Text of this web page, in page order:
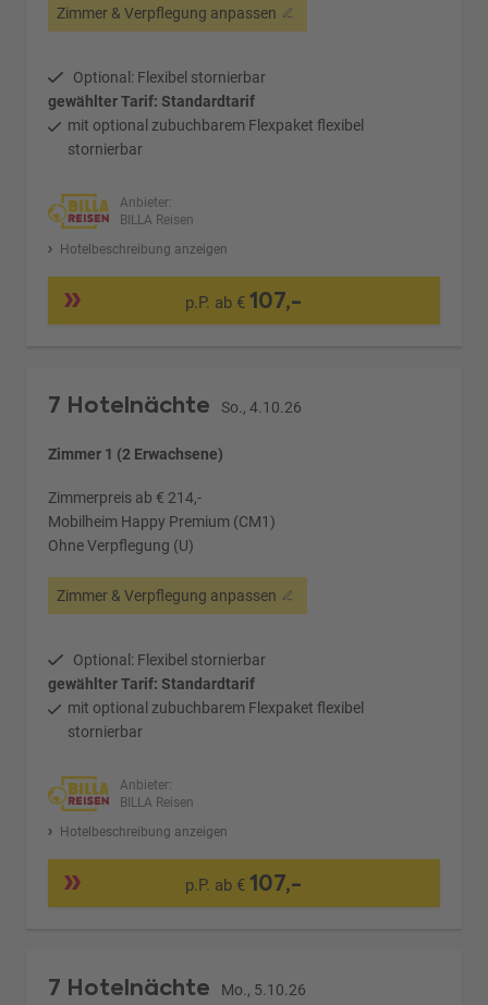
Zimmer & Verpflegung anpassen
Optional: Flexibel stornierbar
gewählter Tarif: Standardtarif
mit optional zubuchbarem Flexpaket flexibel
stornierbar
Anbieter:
BILLA Reisen
Hotelbeschreibung anzeigen
p.P. ab €107,-
7 Hotelnächte So., 4.10.26
Zimmer 1 (2 Erwachsene)
Zimmerpreis ab € 214,-
Mobilheim Happy Premium (CM1)
Ohne Verpflegung (U)
Zimmer & Verpflegung anpassen
Optional: Flexibel stornierbar
gewählter Tarif: Standardtarif
mit optional zubuchbarem Flexpaket flexibel
stornierbar
Anbieter:
BILLA Reisen
Hotelbeschreibung anzeigen
p.P. ab €107,-
7 Hotelnächte Mo., 5.10.26